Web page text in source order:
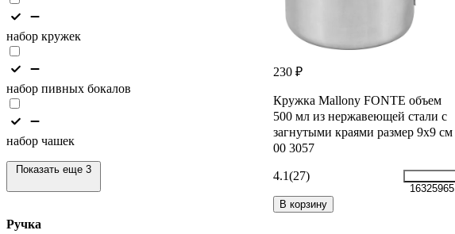
набор кружек
набор пивных бокалов
набор чашек
Показать еще 3
Ручка
230 ₽
Кружка Mallony FONTE объем
500 мл из нержавеющей стали с
загнутыми краями размер 9x9 см
00 3057
4.1(27)
16325965
В корзину